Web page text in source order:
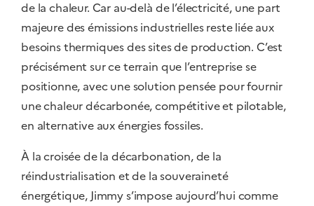
de la chaleur. Car au-delà de l’électricité, une part
majeure des émissions industrielles reste liée aux
besoins thermiques des sites de production. C’est
précisément sur ce terrain que l’entreprise se
positionne, avec une solution pensée pour fournir
une chaleur décarbonée, compétitive et pilotable,
en alternative aux énergies fossiles.
À la croisée de la décarbonation, de la
réindustrialisation et de la souveraineté
énergétique, Jimmy s’impose aujourd’hui comme